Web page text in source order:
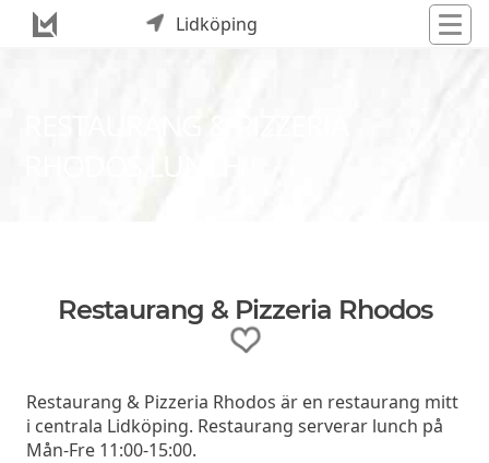
Lidköping
Restaurang & Pizzeria Rhodos
Restaurang & Pizzeria Rhodos är en restaurang mitt
i centrala Lidköping. Restaurang serverar lunch på
Mån-Fre 11:00-15:00.